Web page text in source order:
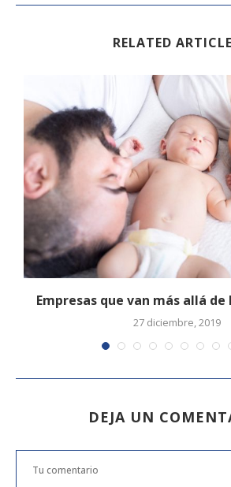
RELATED
Empresas que van más allá
27 diciembre, 2019
DEJA UN